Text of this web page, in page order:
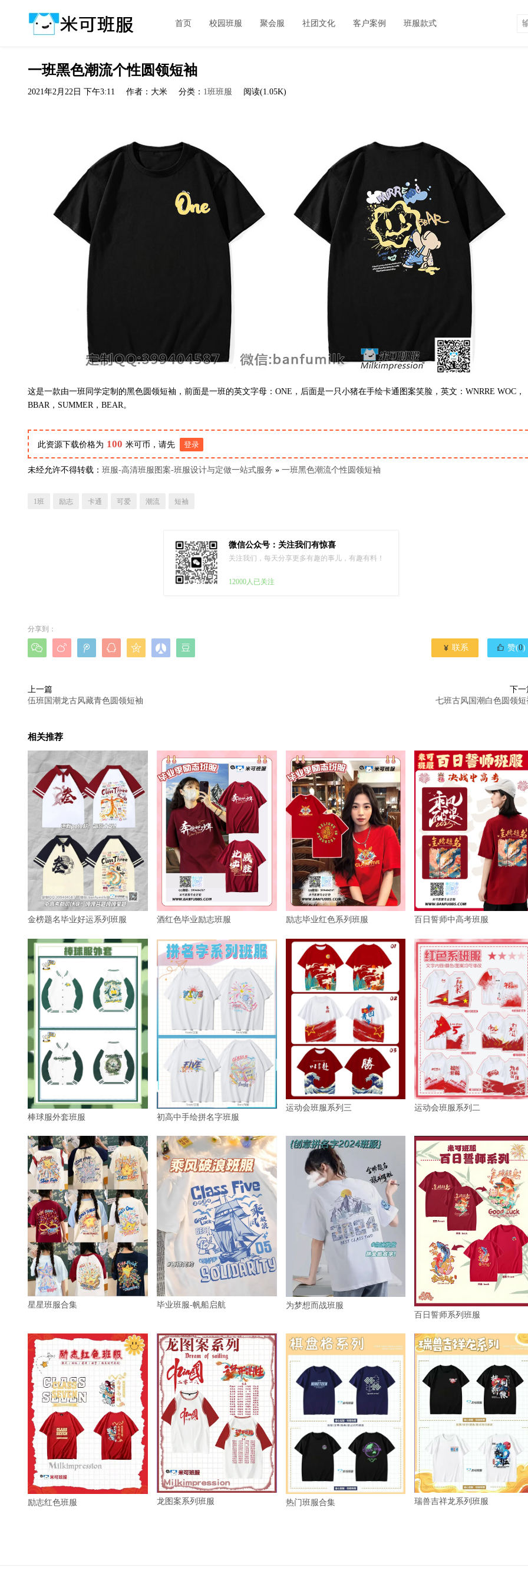
首页 校园班服 聚会服 社团文化 客户案例 班服款式
一班黑色潮流个性圆领短袖
2021年2月22日 下午3:11 作者：大米 分类： 1班班服 阅读(1.05K)
这是一款由一班同学定制的黑色圆领短袖，前面是一班的英文字母：ONE，后面是一只小猪在手绘卡通图案笑脸，英文：WNRRE WOC，
BBAR，SUMMER，BEAR。
此资源下载价格为 100 米可币，请先 登录
未经允许不得转载： 班服-高清班服图案-班服设计与定做一站式服务 » 一班黑色潮流个性圆领短袖
1班 励志 卡通 可爱 潮流 短袖
微信公众号：关注我们有惊喜
关注我们，每天分享更多有趣的事儿，有趣有料！
12000人已关注
分享到：
        赞(0)
 联系
上一篇
伍班国潮龙古风藏青色圆领短袖
下一
七班古风国潮白色圆领短
相关推荐
金榜题名毕业好运系列班服 酒红色毕业励志班服 励志毕业红色系列班服 百日誓师中高考班服
棒球服外套班服 初高中手绘拼名字班服
运动会班服系列三 运动会班服系列二
星星班服合集 毕业班服-帆船启航
为梦想而战班服
百日誓师系列班服
励志红色班服 龙图案系列班服 热门班服合集 瑞兽吉祥龙系列班服